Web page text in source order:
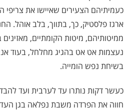
כעמיתיהם הצעירים שאיישו את צריפי
ארגז פלסטיק, כך, בתווך, בלב אוהל.
ממיטותיהם, מיטות הקומתיים,
נעצמות אט אט בהגיג מחלחל, בעוד
בשיחת נפש הומייה.
כעשר דקות נותרו עד לערבית ועד
חווה את הפרדה משבת נפלאה בגן